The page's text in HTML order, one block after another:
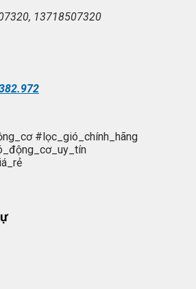
13718507320
#lọc_gió_chính_hãng